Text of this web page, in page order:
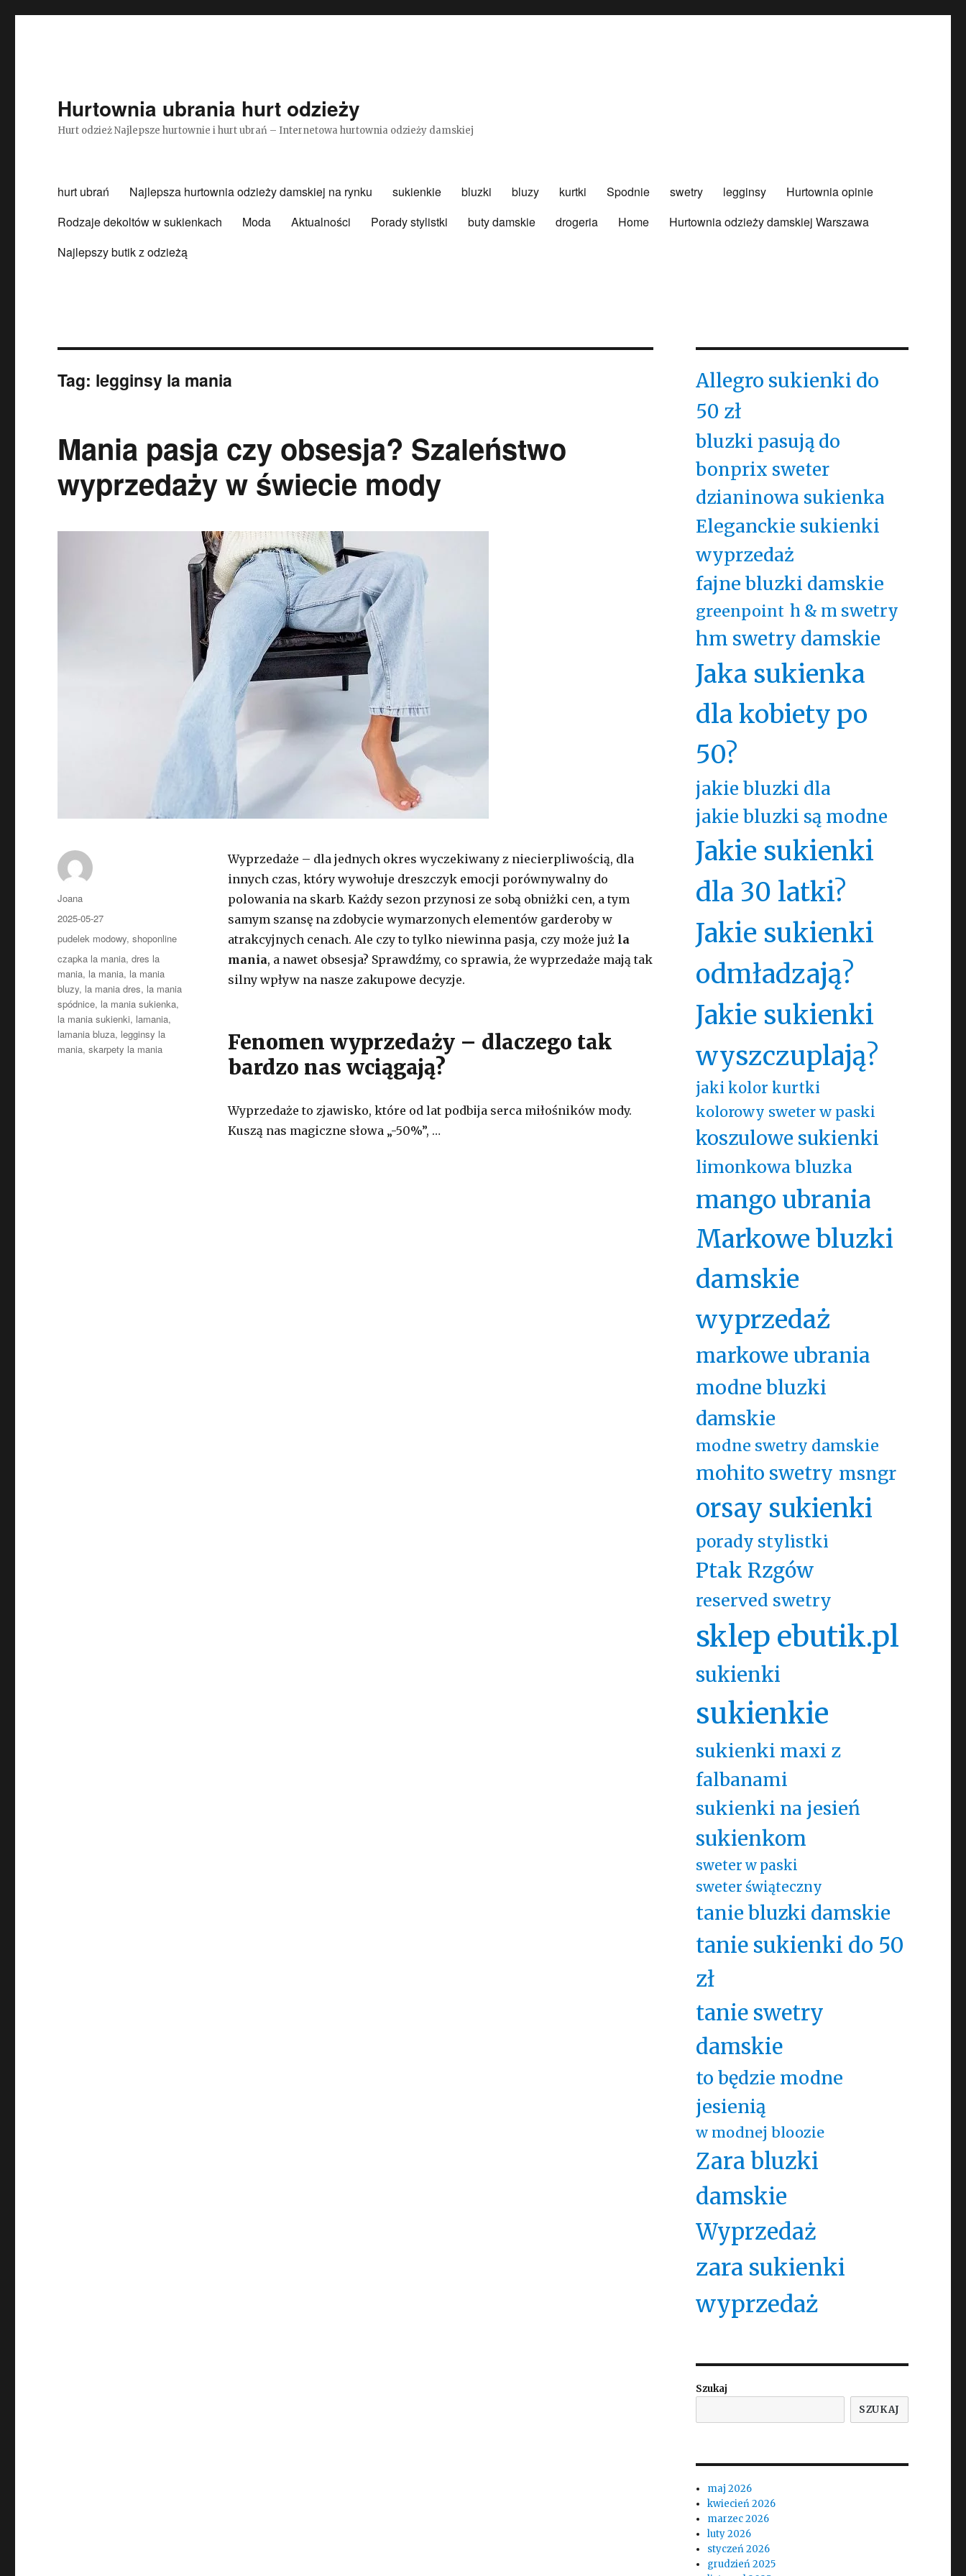
Hurtownia ubrania hurt odzieży
Hurt odzież Najlepsze hurtownie i hurt ubrań – Internetowa hurtownia odzieży damskiej
hurt ubrań Najlepsza hurtownia odzieży damskiej na rynku sukienkie bluzki bluzy kurtki Spodnie swetry legginsy
Hurtownia opinie
Rodzaje dekoltów w sukienkach
Moda Aktualności Porady stylistki buty damskie drogeria Home
Hurtownia odzieży damskiej Warszawa
Najlepszy butik z odzieżą
Tag: legginsy la mania
Mania pasja czy obsesja? Szaleństwo
wyprzedaży w świecie mody
Wyprzedaże – dla jednych okres wyczekiwany z niecierpliwością, dla
innych czas, który wywołuje dreszczyk emocji porównywalny do
polowania na skarb. Każdy sezon przynosi ze sobą obniżki cen, a tym
samym szansę na zdobycie wymarzonych elementów garderoby w
atrakcyjnych cenach. Ale czy to tylko niewinna pasja, czy może już la
mania, a nawet obsesja? Sprawdźmy, co sprawia, że wyprzedaże mają tak
silny wpływ na nasze zakupowe decyzje.
Fenomen wyprzedaży – dlaczego tak
bardzo nas wciągają?
Wyprzedaże to zjawisko, które od lat podbija serca miłośników mody.
Kuszą nas magiczne słowa „-50%”, …
Autor
Joana
Opublikowano
2025-05-27
Kategorie
pudelek modowy,shoponline
Tagi
czapka la mania,dres la
mania, la mania, la mania
bluzy, la mania dres, la mania
spódnice, la mania sukienka,
la mania sukienki, lamania,
lamania bluza, legginsy la
mania,skarpety la mania
Allegro sukienki do
50 zł
bluzki pasują do
bonprix sweter
dzianinowa sukienka
Eleganckie sukienki
wyprzedaż
fajne bluzki damskie
greenpoint h & m swetry
hm swetry damskie
Jaka sukienka
dla kobiety po
50?
jakie bluzki dla
jakie bluzki są modne
Jakie sukienki
dla 30 latki?
Jakie sukienki
odmładzają?
Jakie sukienki
wyszczuplają?
jaki kolor kurtki
kolorowy sweter w paski
koszulowe sukienki
limonkowa bluzka
mango ubrania
Markowe bluzki
damskie
wyprzedaż
markowe ubrania
modne bluzki
damskie
modne swetry damskie
mohito swetry msngr
orsay sukienki
porady stylistki
Ptak Rzgów
reserved swetry
sklep ebutik.pl
sukienki
sukienkie
sukienki maxi z
falbanami
sukienki na jesień
sukienkom
sweter w paski
sweter świąteczny
tanie bluzki damskie
tanie sukienki do 50
zł
tanie swetry
damskie
to będzie modne
jesienią
w modnej bloozie
Zara bluzki
damskie
Wyprzedaż
zara sukienki
wyprzedaż
Szukaj
SZUKAJ
maj 2026
kwiecień 2026
marzec 2026
luty 2026
styczeń 2026
grudzień 2025